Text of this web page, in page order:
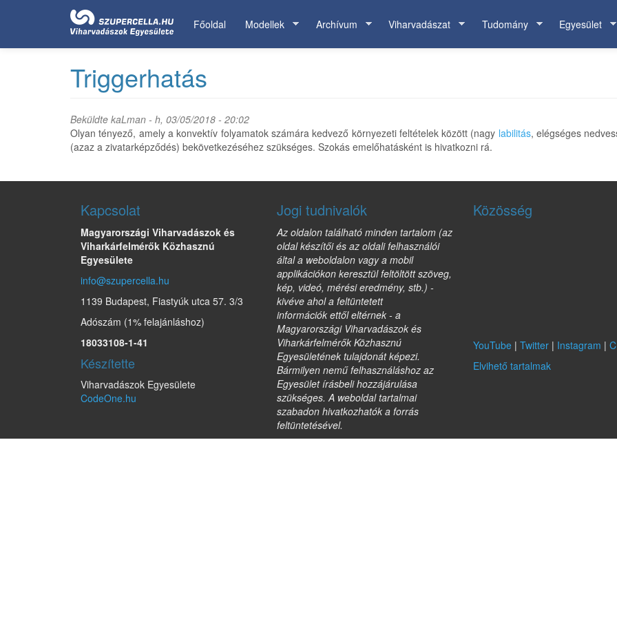
Főoldal Modellek Archívum Viharvadászat Tudomány Egyesület
Triggerhatás
Beküldte kaLman - h, 03/05/2018 - 20:02
Olyan tényező, amely a konvektív folyamatok számára kedvező környezeti feltételek között (nagy labilitás, elégséges
(azaz a zivatarképződés) bekövetkezéséhez szükséges. Szokás emelőhatásként is hivatkozni rá.
Kapcsolat
Magyarországi Viharvadászok és
Viharkárfelmérők Közhasznú
Egyesülete
info@szupercella.hu
1139 Budapest, Fiastyúk utca 57. 3/3
Adószám (1% felajánláshoz)
18033108-1-41
Készítette
Viharvadászok Egyesülete
CodeOne.hu
Jogi tudnivalók
Az oldalon található minden tartalom (az
oldal készítői és az oldali felhasználói
által a weboldalon vagy a mobil
applikációkon keresztül feltöltött szöveg,
kép, videó, mérési eredmény, stb.) -
kivéve ahol a feltüntetett
információk ettől eltérnek - a
Magyarországi Viharvadászok és
Viharkárfelmérők Közhasznú
Egyesületének tulajdonát képezi.
Bármilyen nemű felhasználáshoz az
Egyesület írásbeli hozzájárulása
szükséges. A weboldal tartalmai
szabadon hivatkozhatók a forrás
feltüntetésével.
Közösség
YouTube | Twitter | Instagram |
Elvihető tartalmak